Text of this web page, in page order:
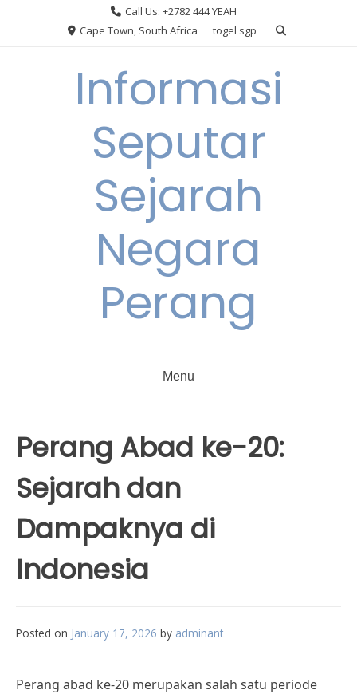
Call Us: +2782 444 YEAH
Cape Town, South Africa
togel sgp
Informasi
Seputar
Sejarah
Negara
Perang
Menu
Perang Abad ke-20:
Sejarah dan
Dampaknya di
Indonesia
Posted on January 17, 2026 by adminant
Perang abad ke-20 merupakan salah satu periode